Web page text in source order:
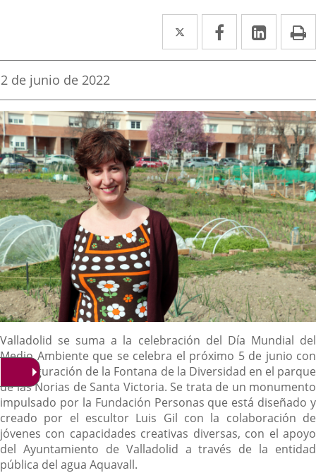
Twitter
Enlace
a
aplicación
externa.
Facebook
Enlace
a
aplicación
externa.
Enlace
a
Fecha
la
noticia
2 de junio de 2022
Descripción
Valladolid se suma a la celebración del Día Mundial del
Medio Ambiente que se celebra el próximo 5 de junio con
la inauguración de la Fontana de la Diversidad en el parque
de las Norias de Santa Victoria. Se trata de un monumento
impulsado por la Fundación Personas que está diseñado y
creado por el escultor Luis Gil con la colaboración de
jóvenes con capacidades creativas diversas, con el apoyo
del Ayuntamiento de Valladolid a través de la entidad
pública del agua Aquavall.